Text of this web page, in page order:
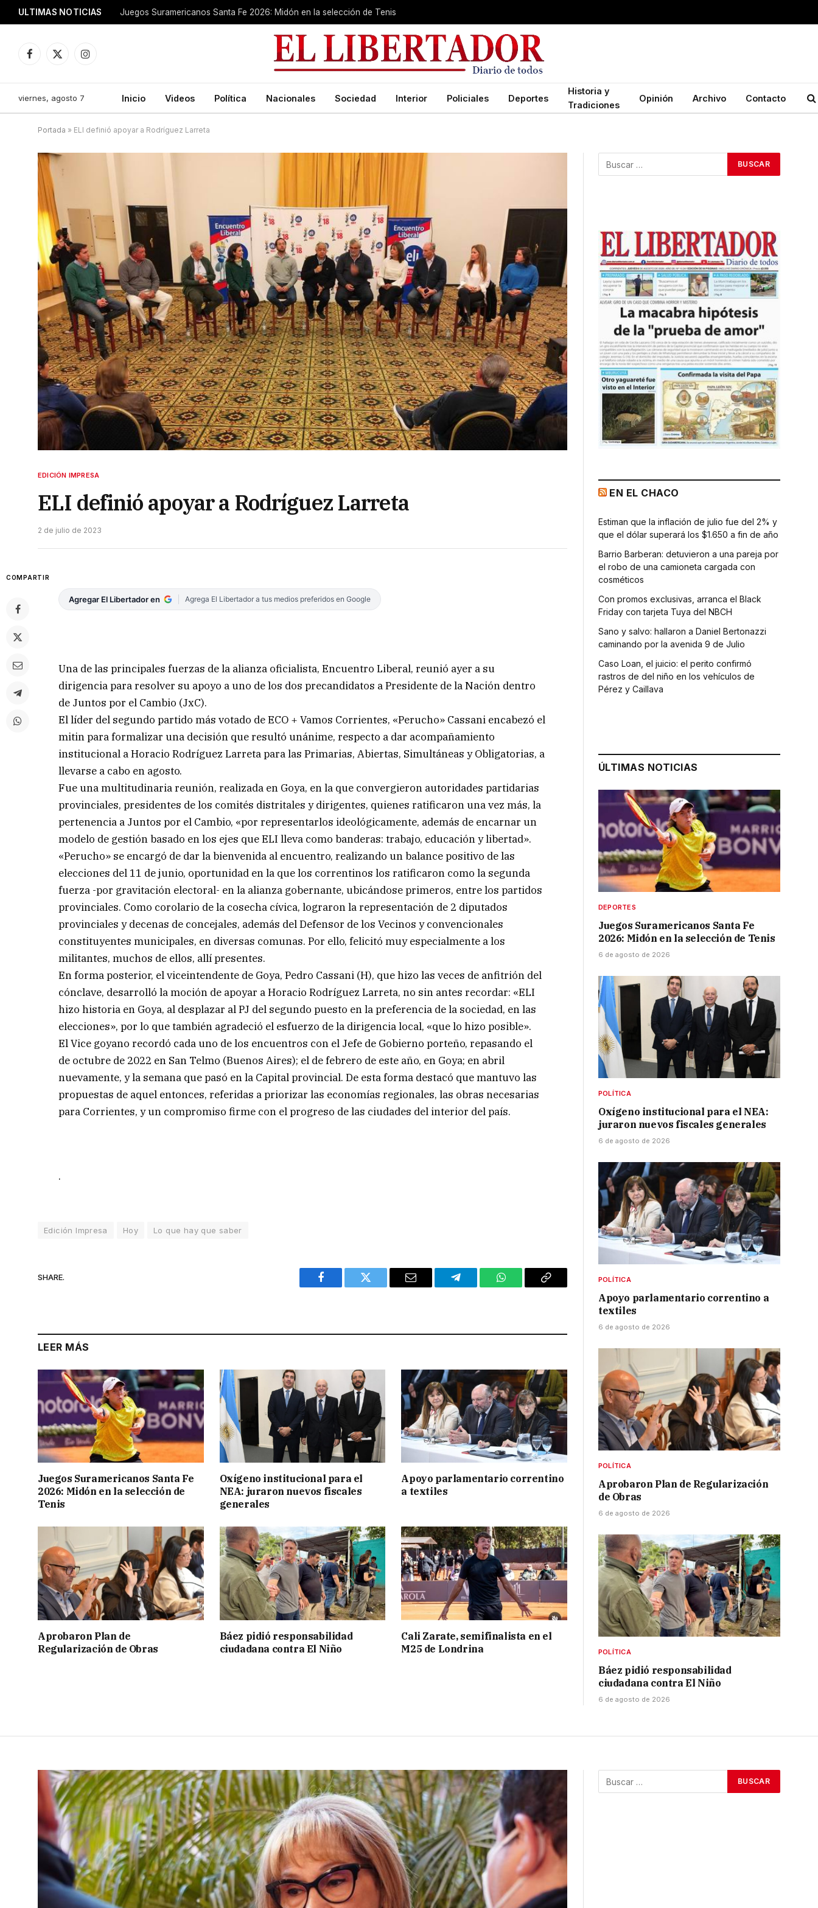
ULTIMAS NOTICIAS Juegos Suramericanos Santa Fe 2026: Midón en la selección de Tenis
Facebook
X
Instagram
viernes, agosto 7 Inicio Videos Política Nacionales Sociedad Interior Policiales Deportes
Historia y
Tradiciones
Opinión Archivo Contacto
Portada » ELI definió apoyar a Rodríguez Larreta
EDICIÓN IMPRESA
ELI definió apoyar a Rodríguez Larreta
2 de julio de 2023
COMPARTIR
Agregar El Libertador en Agrega El Libertador a tus medios preferidos en Google
Una de las principales fuerzas de la alianza oficialista, Encuentro Liberal, reunió ayer a su
dirigencia para resolver su apoyo a uno de los dos precandidatos a Presidente de la Nación dentro
de Juntos por el Cambio (JxC).
El líder del segundo partido más votado de ECO + Vamos Corrientes, «Perucho» Cassani encabezó el
mitin para formalizar una decisión que resultó unánime, respecto a dar acompañamiento
institucional a Horacio Rodríguez Larreta para las Primarias, Abiertas, Simultáneas y Obligatorias, a
llevarse a cabo en agosto.
Fue una multitudinaria reunión, realizada en Goya, en la que convergieron autoridades partidarias
provinciales, presidentes de los comités distritales y dirigentes, quienes ratificaron una vez más, la
pertenencia a Juntos por el Cambio, «por representarlos ideológicamente, además de encarnar un
modelo de gestión basado en los ejes que ELI lleva como banderas: trabajo, educación y libertad».
«Perucho» se encargó de dar la bienvenida al encuentro, realizando un balance positivo de las
elecciones del 11 de junio, oportunidad en la que los correntinos los ratificaron como la segunda
fuerza -por gravitación electoral- en la alianza gobernante, ubicándose primeros, entre los partidos
provinciales. Como corolario de la cosecha cívica, lograron la representación de 2 diputados
provinciales y decenas de concejales, además del Defensor de los Vecinos y convencionales
constituyentes municipales, en diversas comunas. Por ello, felicitó muy especialmente a los
militantes, muchos de ellos, allí presentes.
En forma posterior, el viceintendente de Goya, Pedro Cassani (H), que hizo las veces de anfitrión del
cónclave, desarrolló la moción de apoyar a Horacio Rodríguez Larreta, no sin antes recordar: «ELI
hizo historia en Goya, al desplazar al PJ del segundo puesto en la preferencia de la sociedad, en las
elecciones», por lo que también agradeció el esfuerzo de la dirigencia local, «que lo hizo posible».
El Vice goyano recordó cada uno de los encuentros con el Jefe de Gobierno porteño, repasando el
de octubre de 2022 en San Telmo (Buenos Aires); el de febrero de este año, en Goya; en abril
nuevamente, y la semana que pasó en la Capital provincial. De esta forma destacó que mantuvo las
propuestas de aquel entonces, referidas a priorizar las economías regionales, las obras necesarias
para Corrientes, y un compromiso firme con el progreso de las ciudades del interior del país.
.
Edición Impresa Hoy Lo que hay que saber
SHARE.
Facebook Twitter Email Telegram WhatsAppCopy
LEER MÁS
Juegos Suramericanos Santa Fe
2026: Midón en la selección de
Tenis
Oxígeno institucional para el
NEA: juraron nuevos fiscales
generales
Apoyo parlamentario correntino
a textiles
Aprobaron Plan de
Regularización de Obras
Báez pidió responsabilidad
ciudadana contra El Niño
Cali Zarate, semifinalista en el
M25 de Londrina
EN EL CHACO
Estiman que la inflación de julio fue del 2% y
que el dólar superará los $1.650 a fin de año
Barrio Barberan: detuvieron a una pareja por
el robo de una camioneta cargada con
cosméticos
Con promos exclusivas, arranca el Black
Friday con tarjeta Tuya del NBCH
Sano y salvo: hallaron a Daniel Bertonazzi
caminando por la avenida 9 de Julio
Caso Loan, el juicio: el perito confirmó
rastros de del niño en los vehículos de
Pérez y Caillava
ÚLTIMAS NOTICIAS
DEPORTES
Juegos Suramericanos Santa Fe
2026: Midón en la selección de Tenis
6 de agosto de 2026
POLÍTICA
Oxígeno institucional para el NEA:
juraron nuevos fiscales generales
6 de agosto de 2026
POLÍTICA
Apoyo parlamentario correntino a
textiles
6 de agosto de 2026
POLÍTICA
Aprobaron Plan de Regularización
de Obras
6 de agosto de 2026
POLÍTICA
Báez pidió responsabilidad
ciudadana contra El Niño
6 de agosto de 2026